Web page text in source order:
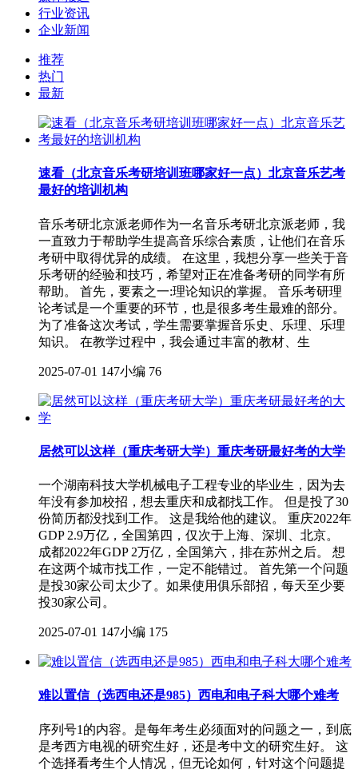
行业资讯
企业新闻
推荐
热门
最新
速看（北京音乐考研培训班哪家好一点）北京音乐艺考
最好的培训机构
音乐考研北京派老师作为一名音乐考研北京派老师，我
一直致力于帮助学生提高音乐综合素质，让他们在音乐
考研中取得优异的成绩。 在这里，我想分享一些关于音
乐考研的经验和技巧，希望对正在准备考研的同学有所
帮助。 首先，要素之一:理论知识的掌握。 音乐考研理
论考试是一个重要的环节，也是很多考生最难的部分。
为了准备这次考试，学生需要掌握音乐史、乐理、乐理
知识。 在教学过程中，我会通过丰富的教材、生
2025-07-01 147小编 76
居然可以这样（重庆考研大学）重庆考研最好考的大学
一个湖南科技大学机械电子工程专业的毕业生，因为去
年没有参加校招，想去重庆和成都找工作。 但是投了30
份简历都没找到工作。 这是我给他的建议。 重庆2022年
GDP 2.9万亿，全国第四，仅次于上海、深圳、北京。
成都2022年GDP 2万亿，全国第六，排在苏州之后。 想
在这两个城市找工作，一定不能错过。 首先第一个问题
是投30家公司太少了。如果使用俱乐部招，每天至少要
投30家公司。
2025-07-01 147小编 175
难以置信（选西电还是985）西电和电子科大哪个难考
序列号1的内容。是每年考生必须面对的问题之一，到底
是考西方电视的研究生好，还是考中文的研究生好。 这
个选择看考生个人情况，但无论如何，针对这个问题提